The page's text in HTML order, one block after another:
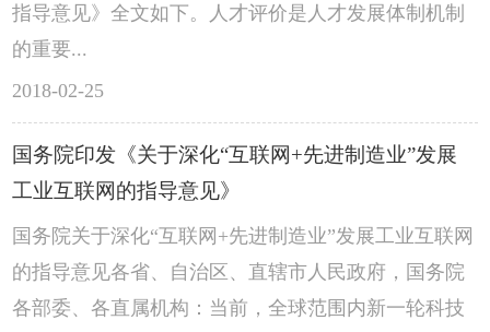
指导意见》全文如下。人才评价是人才发展体制机制
的重要...
2018-02-25
国务院印发《关于深化“互联网+先进制造业”发展
工业互联网的指导意见》
国务院关于深化“互联网+先进制造业”发展工业互联网
的指导意见各省、自治区、直辖市人民政府，国务院
各部委、各直属机构：当前，全球范围内新一轮科技